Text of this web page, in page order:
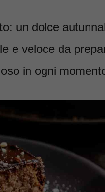
un dolce
e veloce da
in ogni